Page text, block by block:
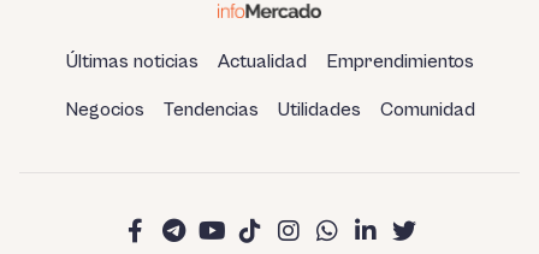
Últimas noticias Actualidad Emprendimientos
Negocios Tendencias Utilidades Comunidad